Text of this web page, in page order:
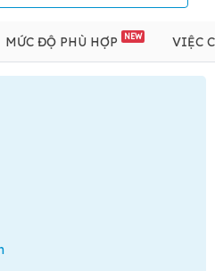
MỨC ĐỘ PHÙ HỢP NEW VIỆC